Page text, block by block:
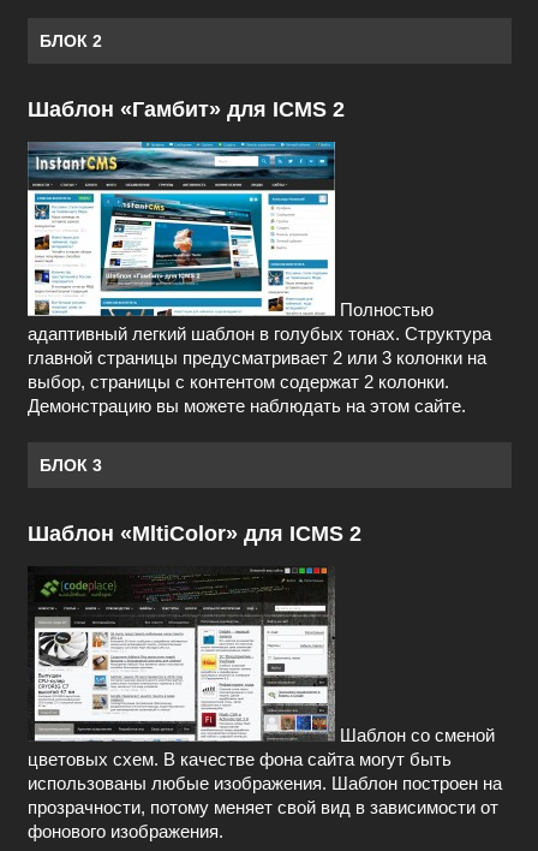
БЛОК 2
Шаблон «Гамбит» для ICMS 2
Полностью
адаптивный легкий шаблон в голубых тонах. Структура
главной страницы предусматривает 2 или 3 колонки на
выбор, страницы с контентом содержат 2 колонки.
Демонстрацию вы можете наблюдать на этом сайте.
БЛОК 3
Шаблон «MltiColor» для ICMS 2
Шаблон со сменой
цветовых схем. В качестве фона сайта могут быть
использованы любые изображения. Шаблон построен на
прозрачности, потому меняет свой вид в зависимости от
фонового изображения.